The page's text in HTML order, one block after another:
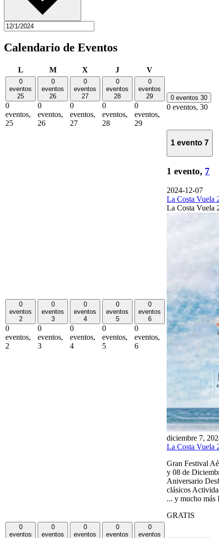
Calendario de Eventos
Llunes Mmartes X miércolesJjueves Vviernes
0
eventos
25
0
eventos,
25
0
eventos
26
0
eventos,
26
0
eventos
27
0
eventos,
27
0
eventos
28
0
eventos,
28
0
eventos
29
0
eventos,
29
0 eventos 30
0 eventos, 30
0
eventos
2
0
eventos,
2
0
eventos
3
0
eventos,
3
0
eventos
4
0
eventos,
4
0
eventos
5
0
eventos,
5
0
eventos
6
0
eventos,
6
1 evento 7
1 evento, 7
2024-12-07
La Costa Vuela
La Costa Vuela
diciembre 7,
La Costa Vuela
Gran Festival
y 08 de
Aniversario
clásicos
... y mucho
GRATIS
0
eventos
0
eventos
0
eventos
0
eventos
0
eventos